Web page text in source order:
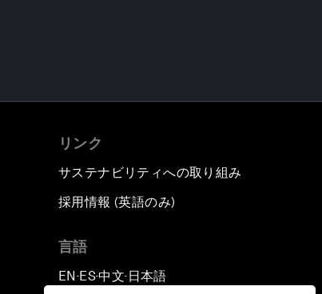
リンク
サステナビリティへの取り組み
採用情報 (英語のみ)
言語
EN ▪ES▪中文▪ 日本語